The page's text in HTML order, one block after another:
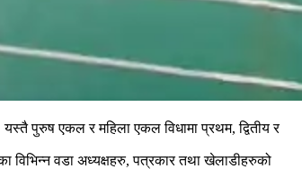
पुरुष एकल र महिला एकल विधामा प्रथम, द्वितीय र
विभिन्न वडा अध्यक्षहरु, पत्रकार तथा खेलाडीहरुको